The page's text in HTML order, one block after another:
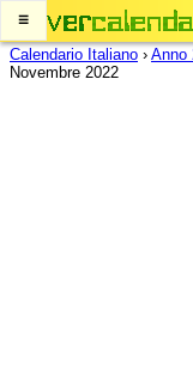
≡
Calendario Italiano › Anno
Novembre 2022